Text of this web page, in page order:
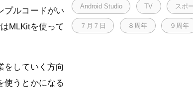
プルコードがい
MLKitを使って
をしていく方向
使うとかになる
Android Studio TV スポ
７月７日 ８周年 ９周年